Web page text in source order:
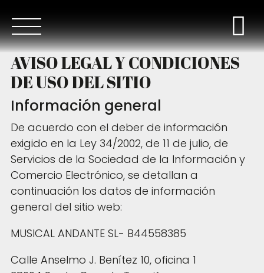
AVISO LEGAL Y CONDICIONES
DE USO DEL SITIO
Información general
De acuerdo con el deber de información
exigido en la Ley 34/2002, de 11 de julio, de
Servicios de la Sociedad de la Información y
Comercio Electrónico, se detallan a
continuación los datos de información
general del sitio web:
MUSICAL ANDANTE SL- B44558385
Calle Anselmo J. Benítez 10, oficina 1